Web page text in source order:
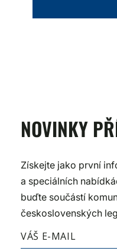
NOVINKY
Získejte jako první
a speciálních
buďte součástí
československých